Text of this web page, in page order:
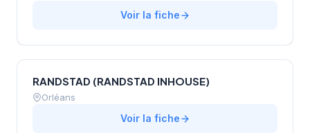
Voir la fiche
RANDSTAD (RANDSTAD INHOUSE)
Orléans
Voir la fiche